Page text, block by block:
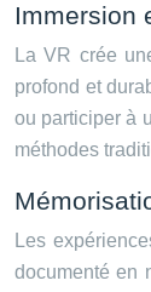
Immersion
La VR crée
profond et
ou participer à
méthodes
Les
documenté en